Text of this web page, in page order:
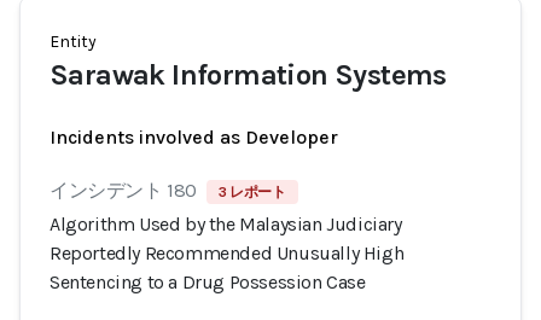
Entity
Sarawak Information Systems
Incidents involved as Developer
インシデント 180 3 レポート
Algorithm Used by the Malaysian Judiciary
Reportedly Recommended Unusually High
Sentencing to a Drug Possession Case